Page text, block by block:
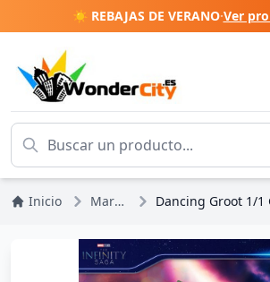
☀️ REBAJAS DE VERANO·Ver
Inicio Marvel DC Comics